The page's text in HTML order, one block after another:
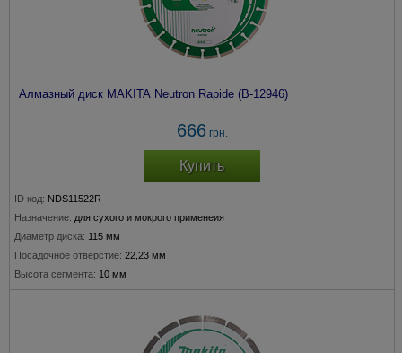
Алмазный диск MAKITA Neutron Rapide (B-12946)
666грн.
Купить
ID код: NDS11522R
Назначение: для сухого и мокрого применеия
Диаметр диска: 115 мм
Посадочное отверстие: 22,23 мм
Высота сегмента: 10 мм